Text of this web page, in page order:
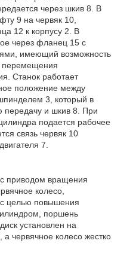
через шкив 8. В
9 на червяк 10,
12 к корпусу 2. В
через фланец 15 с
имеющий возможность
перемещения
Cтанок работает
положение между
3, который в
передачу и шкив 8. При
подается рабочее
связь червяк 10
7.
приводом вращения
колесо,
целью повышения
поршень
установлен на
червячное колесо жестко